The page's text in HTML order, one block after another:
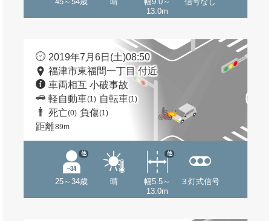
13.0m
2019年7月6日(土)08:50
福津市東福間一丁目 付近
車両相互 小破事故
軽自動車(1) 自転車(1)
死亡(0) 負傷(1)
距離89m
25～34歳
他
晴
幅5.5～
13.0m
他
３灯式信号